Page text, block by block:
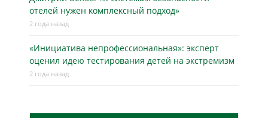
отелей нужен комплексный подход»
2 года назад
«Инициатива непрофессиональная»: эксперт
оценил идею тестирования детей на экстремизм
2 года назад